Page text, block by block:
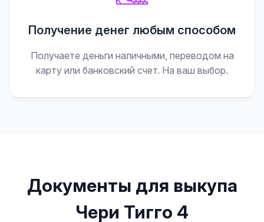
Получение денег любым способом
Получаете деньги наличными, переводом на
карту или банковский счет. На ваш выбор.
Документы для выкупа
Чери Тигго 4